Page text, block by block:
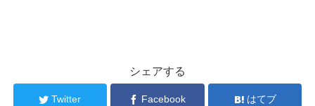
シェアする
Twitter Facebook はてブ